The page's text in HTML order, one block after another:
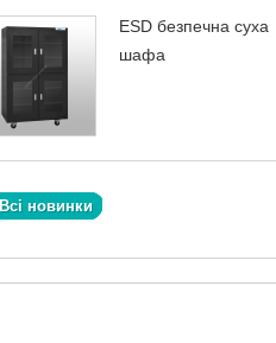
ESD безпечна суха
шафа
Всі новинки